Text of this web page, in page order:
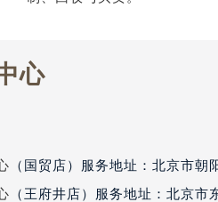
中区民权路28号英利国际金融
市爱辉区中央街百达翡丽售后服
鸡冠区红军路百达翡丽售后服
市向阳区长安路百达翡丽售后
心
（国贸店）服务地址：北京市
（王府井店）服务地址：北京